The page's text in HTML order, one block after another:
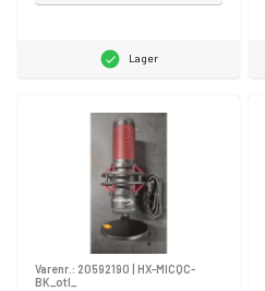
Lager
Varenr.: 20592190 | HX-MICQC-
BK_otl_